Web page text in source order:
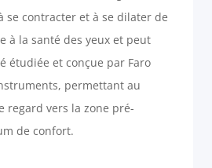
se contracter et à se dilater de
à la santé des yeux et peut
étudiée et conçue par Faro
permettant au
regard vers la zone pré-
de confort.